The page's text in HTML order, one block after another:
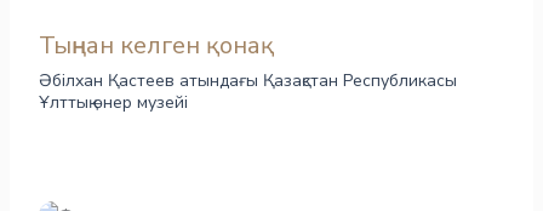
Тыңнан келген қонақ
Әбілхан Қастеев атындағы Қазақстан Республикасы
Ұлттық өнер музейі